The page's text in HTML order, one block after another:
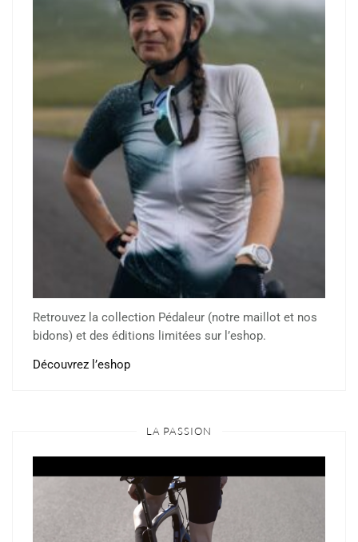
Retrouvez la collection Pédaleur (notre maillot et nos
bidons) et des éditions limitées sur l’eshop.
Découvrez l’eshop
LA PASSION